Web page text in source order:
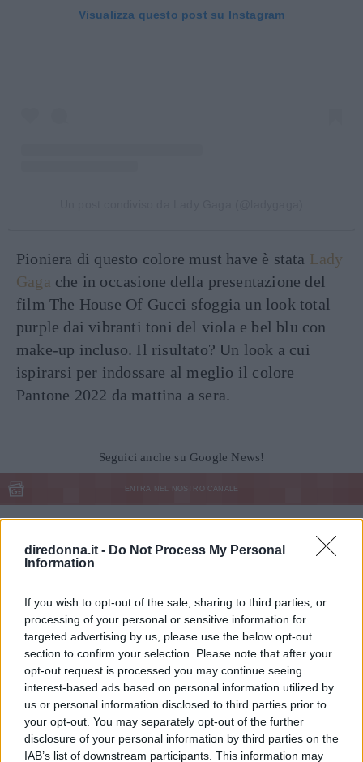
diredonna.it - Do Not Process My Personal
Information
If you wish to opt-out of the sale, sharing to third parties, or
processing of your personal or sensitive information for
targeted advertising by us, please use the below opt-out
section to confirm your selection. Please note that after your
opt-out request is processed you may continue seeing
interest-based ads based on personal information utilized by
us or personal information disclosed to third parties prior to
your opt-out. You may separately opt-out of the further
disclosure of your personal information by third parties on the
IAB’s list of downstream participants. This information may
Visualizza questo post su Instagram
Pioniera di questo colore must have è stata Lady
Gaga che in occasione della presentazione del
film The House Of Gucci sfoggia un look total
purple dai vibranti toni del viola e bel blu con
make-up incluso. Il risultato? Un look a cui
ispirarsi per indossare al meglio il colore
Pantone 2022 da mattina a sera.
Seguici anche su Google News!
ENTRA NEL NOSTRO CANALE
WHATSAPP
Le 10 più belle frasi dei The Oasis, che ora
possiamo tornare a sentire live
Fatti notare! Le frasi per stati WhatsApp che
tutti commenteranno
11 frasi di Papa Leone XIV, pronunciate quando
era Robert Francis Prevost
Frasi sulla libertà: le più belle da condividere e